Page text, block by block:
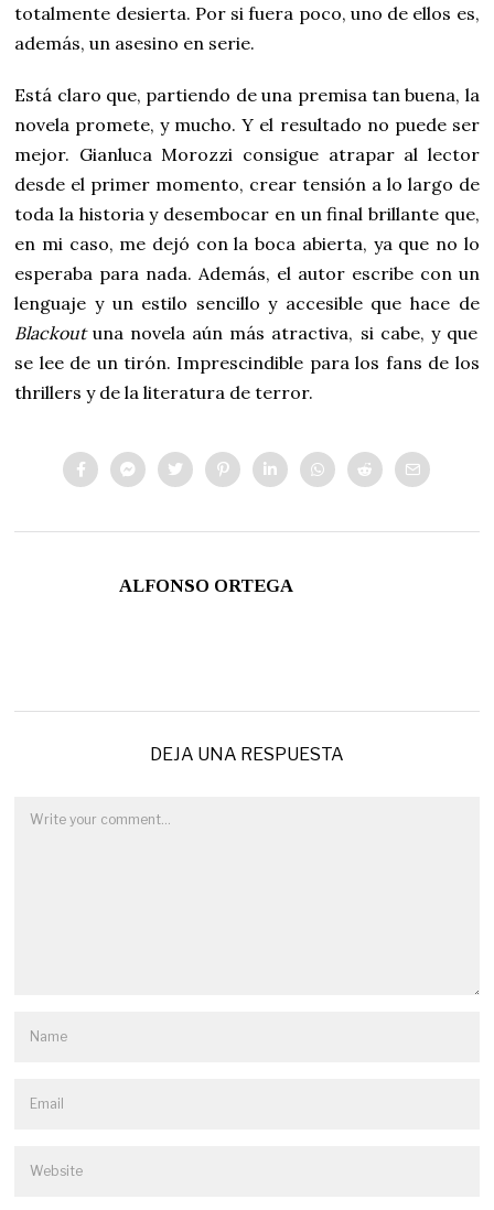
totalmente desierta. Por si fuera poco, uno de ellos es,
además, un asesino en serie.
Está claro que, partiendo de una premisa tan buena, la
novela promete, y mucho. Y el resultado no puede ser
mejor. Gianluca Morozzi consigue atrapar al lector
desde el primer momento, crear tensión a lo largo de
toda la historia y desembocar en un final brillante que,
en mi caso, me dejó con la boca abierta, ya que no lo
esperaba para nada. Además, el autor escribe con un
lenguaje y un estilo sencillo y accesible que hace de
Blackoutuna novela aún más atractiva, si cabe, y que
se lee de un tirón. Imprescindible para los fans de los
thrillers y de la literatura de terror.
ALFONSO ORTEGA
DEJA UNA RESPUESTA